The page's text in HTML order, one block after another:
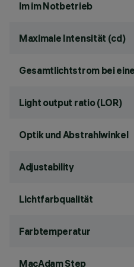
lm im Notbetrieb
Maximale Intensität (cd)
Gesamtlichtstrom bei
Light output ratio (LOR)
Optik und Abstrahlwinkel
Adjustability
Lichtfarbqualität
Farbtemperatur
MacAdam Step